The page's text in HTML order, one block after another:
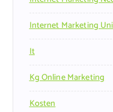
Internet Marketing
It
Kg Online Marketing
Kosten